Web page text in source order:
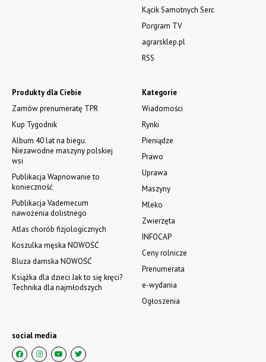
Kategorie
Wiadomości
Rynki
Pieniądze
Prawo
Uprawa
Maszyny
Mleko
Zwierzęta
INFOCAP
Ceny rolnicze
Prenumerata
e-wydania
Ogłoszenia
Produkty dla Ciebie
Zamów prenumeratę TPR
Kup Tygodnik
Album 40 lat na biegu.
Niezawodne maszyny polskiej
wsi
Publikacja Wapnowanie to
konieczność
Publikacja Vademecum
nawożenia dolistnego
Atlas chorób fizjologicznych
Koszulka męska NOWOŚĆ
Bluza damska NOWOŚĆ
Książka dla dzieci Jak to się kręci?
Technika dla najmłodszych
Kącik Samotnych Serc
Porgram TV
agrarsklep.pl
RSS
social media